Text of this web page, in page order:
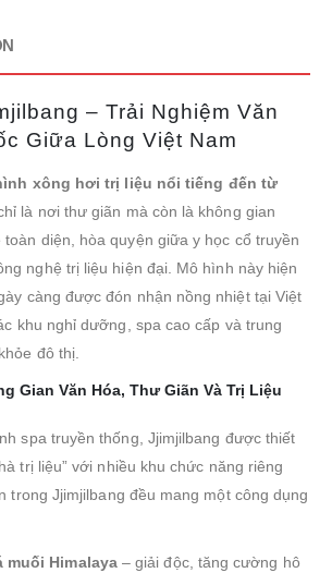
– Trải Nghiệm Văn
Giữa Lòng Việt Nam
xông hơi trị liệu nổi tiếng đến từ
là nơi thư giãn mà còn là không gian
diện, hòa quyện giữa y học cổ truyền
nghệ trị liệu hiện đại. Mô hình này hiện
càng được đón nhận nồng nhiệt tại Việt
khu nghỉ dưỡng, spa cao cấp và trung
đô thị.
Gian Văn Hóa, Thư Giãn Và Trị Liệu
spa truyền thống, Jjimjilbang được thiết
trị liệu” với nhiều khu chức năng riêng
trong Jjimjilbang đều mang một công dụng
muối Himalaya– giải độc, tăng cường hô